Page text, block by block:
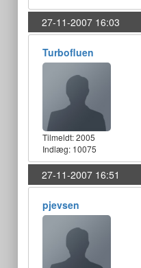
27-11-2007 16:03
Turbofluen
Tilmeldt:2005
Indlæg: 10075
27-11-2007 16:51
pjevsen